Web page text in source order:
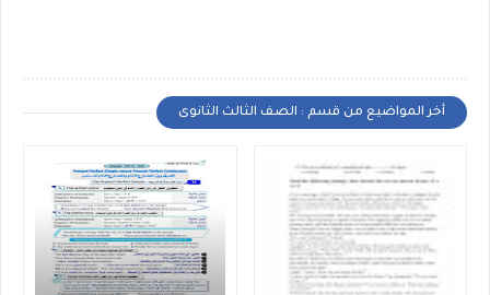
أخر المواضيع من قسم : الصف الثالث الثانوى